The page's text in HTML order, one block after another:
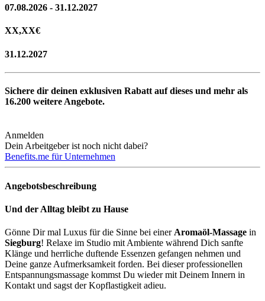
07.08.2026 - 31.12.2027
XX,XX€
31.12.2027
Sichere dir deinen exklusiven Rabatt auf dieses und mehr als
16.200 weitere Angebote.
Anmelden
Dein Arbeitgeber ist noch nicht dabei?
Benefits.me für Unternehmen
Angebotsbeschreibung
Und der Alltag bleibt zu Hause
Gönne Dir mal Luxus für die Sinne bei einer Aromaöl-Massage in
Siegburg! Relaxe im Studio mit Ambiente während Dich sanfte
Klänge und herrliche duftende Essenzen gefangen nehmen und
Deine ganze Aufmerksamkeit forden. Bei dieser professionellen
Entspannungsmassage kommst Du wieder mit Deinem Innern in
Kontakt und sagst der Kopflastigkeit adieu.